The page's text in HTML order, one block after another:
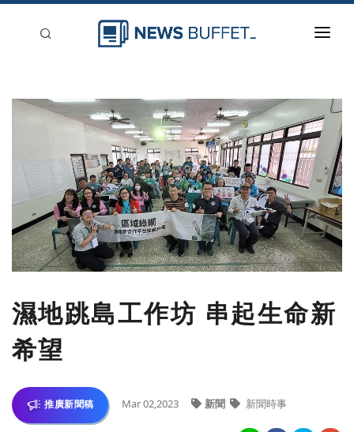
新聞稿分類
刊登
濕地跳島工作坊 串起生命新
希望
推廣新聞稿 Mar 02,2023 新聞 新聞時事